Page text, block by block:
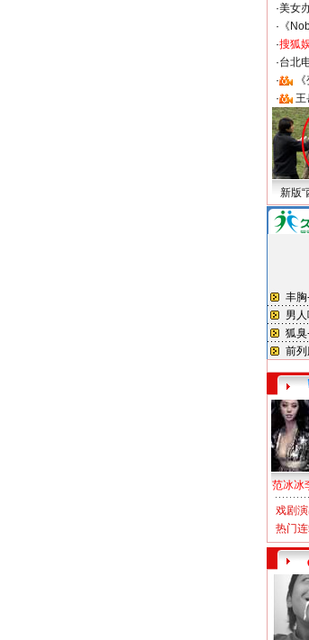
·美女
· 《
·搜狐
·台北
·
·
王
新版“
范冰冰
戏剧
热门